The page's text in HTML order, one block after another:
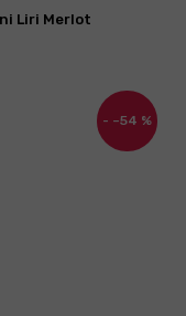
–54 %
Liri Merlot